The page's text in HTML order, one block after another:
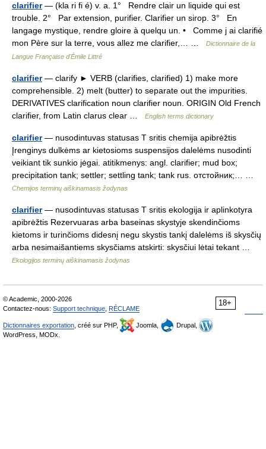
clarifier— (kla ri fi é) v. a. 1° Rendre clair un liquide qui est
trouble. 2° Par extension, purifier. Clarifier un sirop. 3° En
langage mystique, rendre gloire à quelqu un. • Comme j ai clarifié
mon Père sur la terre, vous allez me clarifier,… …
Dictionnaire de la
Langue Française d'Émile Littré
clarifier— clarify ► VERB (clarifies, clarified) 1) make more
comprehensible. 2) melt (butter) to separate out the impurities.
DERIVATIVES clarification noun clarifier noun. ORIGIN Old French
clarifier, from Latin clarus clear …
English terms dictionary
clarifier— nusodintuvas statusas T sritis chemija apibrėžtis
Įrenginys dulkėms ar kietosioms suspensijos dalelėms nusodinti
veikiant tik sunkio jėgai. atitikmenys: angl. clarifier; mud box;
precipitation tank; settler; settling tank; tank rus. отстойник;… …
Chemijos terminų aiškinamasis žodynas
clarifier— nusodintuvas statusas T sritis ekologija ir aplinkotyra
apibrėžtis Rezervuaras arba baseinas skystyje skendinčioms
kietoms ir turinčioms didesnį negu skystis tankį dalelėms iš skysčių
arba nesimaišantiems skysčiams atskirti: skysčiui lėtai tekant …
Ekologijos terminų aiškinamasis žodynas
18+
© Academic, 2000-2026
Contactez-nous: Support technique RÉCLAME
Dictionnaires exportation , créé sur PHP, Joomla,
Drupal,
WordPress, MODx.